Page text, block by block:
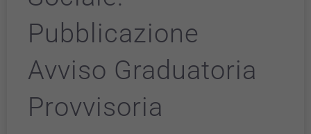
Pubblicazione
Avviso Graduatoria
Provvisoria